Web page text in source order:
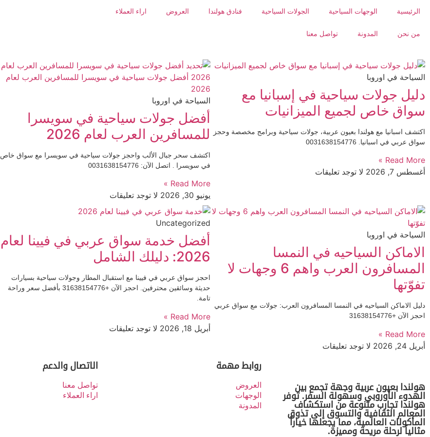
الرئيسية الوجهات السياحية الجولات السياحية فنادق هولندا العروض اراء العملاء
من نحن المدونة تواصل معنا
السياحة في اوروبا
دليل جولات سياحية في إسبانيا مع
سواق خاص لجميع الميزانيات
اكتشف اسبانيا مع هولندا بعيون عربية، جولات سياحية وبرامج مخصصة وحجز
سواق عربي في اسبانيا. 0031638154776
Read More »
أغسطس 7, 2026
لا توجد تعليقات
السياحة في اوروبا
أفضل جولات سياحية في سويسرا
للمسافرين العرب لعام 2026
اكتشف سحر جبال الألب واحجز جولات سياحية في سويسرا مع سواق خاص
في سويسرا . اتصل الآن: 0031638154776
Read More »
يونيو 30, 2026
لا توجد تعليقات
السياحة في اوروبا
الاماكن السياحيه في النمسا
المسافرون العرب واهم 6 وجهات لا
تفوّتها
دليل الاماكن السياحيه في النمسا المسافرون العرب: جولات مع سواق عربي
احجز الآن +31638154776
Read More »
أبريل 24, 2026
لا توجد تعليقات
Uncategorized
أفضل خدمة سواق عربي في فيينا لعام
2026: دليلك الشامل
احجز سواق عربي في فيينا مع استقبال المطار وجولات سياحية بسيارات
حديثة وسائقين محترفين. احجز الآن +31638154776 بأفضل سعر وراحة
تامة.
Read More »
أبريل 18, 2026
لا توجد تعليقات
هولندا بعيون عربية وجهة تجمع بين
الهدوء الأوروبي وسهولة السفر. توفر
هولندا تجارب متنوعة من استكشاف
المعالم الثقافية والتسوق إلى تذوق
المأكولات العالمية، مما يجعلها خياراً
مثالياً لرحلة مريحة ومميزة.
روابط مهمة
العروض
الوجهات
المدونة
الاتصال والدعم
تواصل معنا
اراء العملاء